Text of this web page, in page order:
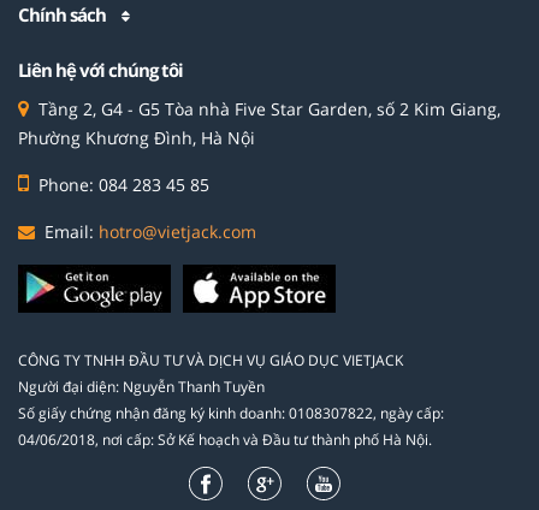
Chính sách
Liên hệ với chúng tôi
Tầng 2, G4 - G5 Tòa nhà Five Star Garden, số 2 Kim Giang,
Phường Khương Đình, Hà Nội
Phone: 084 283 45 85
Email: hotro@vietjack.com
CÔNG TY TNHH ĐẦU TƯ VÀ DỊCH VỤ GIÁO DỤC VIETJACK
Người đại diện: Nguyễn Thanh Tuyền
Số giấy chứng nhận đăng ký kinh doanh: 0108307822, ngày cấp:
04/06/2018, nơi cấp: Sở Kế hoạch và Đầu tư thành phố Hà Nội.